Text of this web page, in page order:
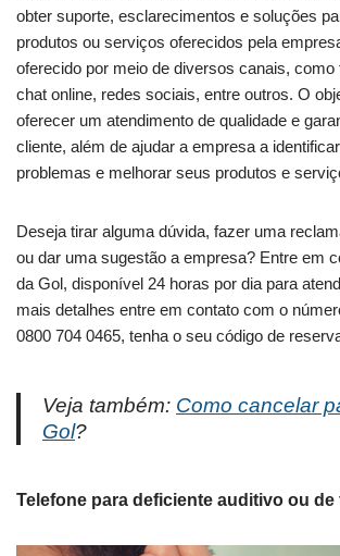
obter suporte, esclarecimentos e soluções
produtos ou serviços oferecidos pela
oferecido por meio de diversos canais, como
chat online, redes sociais, entre outros. O
oferecer um atendimento de qualidade e
cliente, além de ajudar a empresa a
problemas e melhorar seus produtos e
Deseja tirar alguma dúvida, fazer uma
ou dar uma sugestão a empresa? Entre em
da Gol, disponível 24 horas por dia para
mais detalhes entre em contato com o
0800 704 0465, tenha o seu código de
Veja também: Como cancelar
Gol?
Telefone para deficiente auditivo ou de